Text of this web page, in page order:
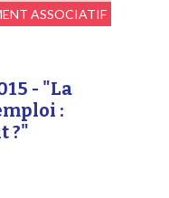
ASSOCIATIF
- "La
:
?"